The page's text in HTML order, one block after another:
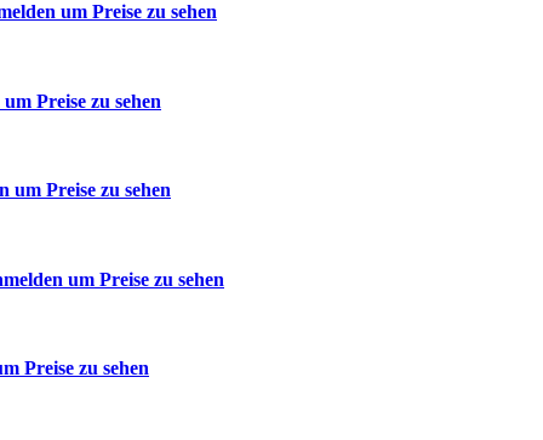
um Preise zu sehen
Preise zu sehen
um Preise zu sehen
um Preise zu sehen
Preise zu sehen